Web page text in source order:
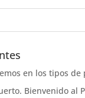
en los tipos de
Bienvenido al